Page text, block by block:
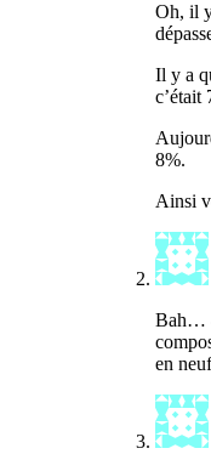
Oh, il
Il y a
c’était
8%.
Ainsi
Bah…
en